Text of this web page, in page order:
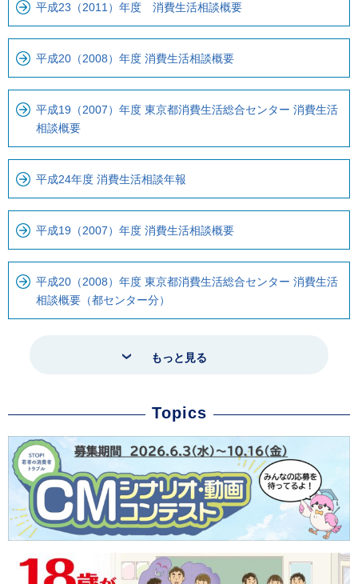
平成23（2011）年度 消費生活相談概要
平成20（2008）年度 消費生活相談概要
平成19（2007）年度 東京都消費生活総合センター 消費生活
相談概要
平成24年度 消費生活相談年報
平成19（2007）年度 消費生活相談概要
平成20（2008）年度 東京都消費生活総合センター 消費生活
相談概要（都センター分）
もっと見る
Topics